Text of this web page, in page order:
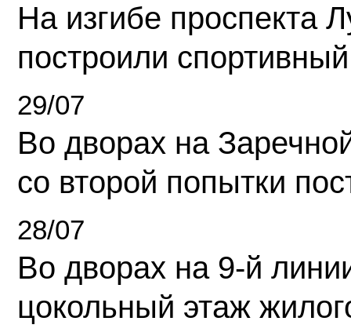
На изгибе проспекта
построили
29/07
Во дворах на
со второй попытки
28/07
Во дворах на 9-й
цокольный этаж